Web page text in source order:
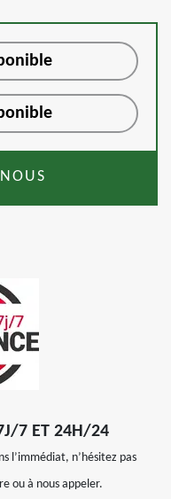
7 ET 24H/24
l’immédiat, n’hésitez pas
ou à nous appeler.